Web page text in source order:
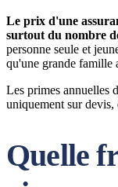
Le prix d'une
surtout du nombre
personne seule et
qu'une grande famille
Les primes annuelles
uniquement sur devis,
Quelle